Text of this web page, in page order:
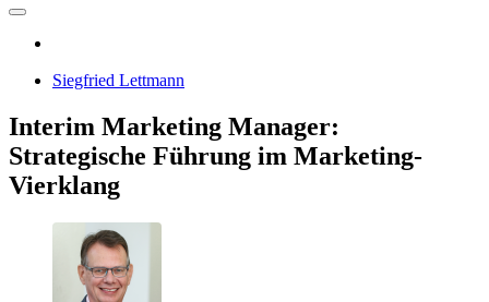
Siegfried Lettmann
Interim Marketing Manager:
Strategische Führung im Marketing-
Vierklang